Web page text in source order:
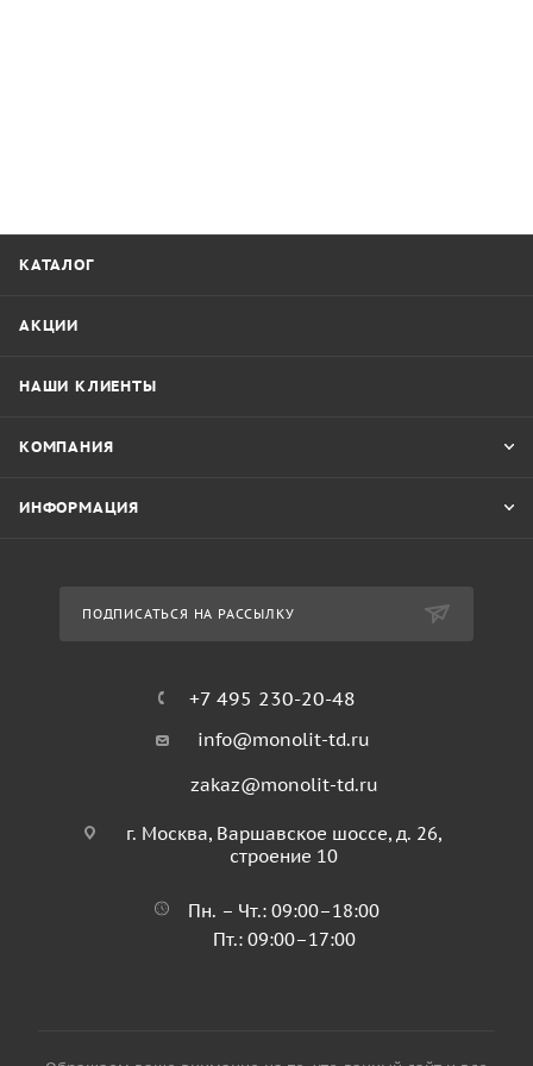
КАТАЛОГ
АКЦИИ
НАШИ КЛИЕНТЫ
КОМПАНИЯ
ИНФОРМАЦИЯ
ПОДПИСАТЬСЯ НА РАССЫЛКУ
+7 495 230-20-48
info@monolit-td.ru
zakaz@monolit-td.ru
г. Москва, Варшавское шоссе, д. 26,
строение 10
Пн. – Чт.: 09:00–18:00
Пт.: 09:00–17:00